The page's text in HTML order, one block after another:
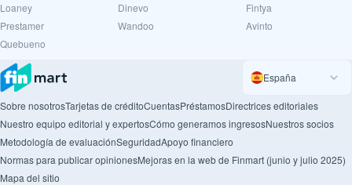
Loaney
Prestamer
Quebueno
Dinevo
Wandoo
Fintya
Avinto
España
Sobre nosotrosTarjetas de créditoCuentasPréstamosDirectrices editoriales
Nuestro equipo editorial y expertosCómo generamos ingresosNuestros socios
Metodología de evaluaciónSeguridadApoyo financiero
Normas para publicar opinionesMejoras en la web de Finmart (junio y julio 2025)
Mapa del sitio